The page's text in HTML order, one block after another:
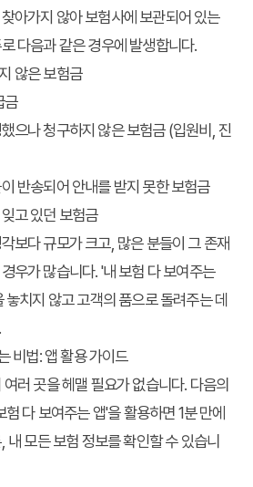
아가지 않아 보험사에 보관되어 있는
다음과 같은 경우에 발생합니다.
않은 보험금
금
으나 청구하지 않은 보험금 (입원비, 진
반송되어 안내를 받지 못한 보험금
고 있던 보험금
보다 규모가 크고, 많은 분들이 그 존재
우가 많습니다. '내 보험 다 보여주는
치지 않고 고객의 품으로 돌려주는 데
비법: 앱 활용 가이드
러 곳을 헤맬 필요가 없습니다. 다음의
다 보여주는 앱'을 활용하면 1분 만에
내 모든 보험 정보를 확인할 수 있습니